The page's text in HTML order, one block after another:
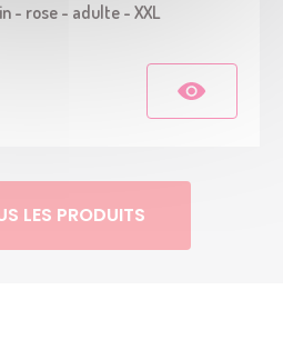
- rose - adulte - XXL
LES PRODUITS